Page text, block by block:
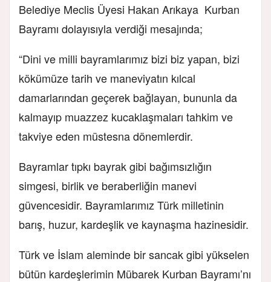
Belediye Meclis Üyesi Hakan Arıkaya Kurban
Bayramı dolayısıyla verdiği mesajında;
“Dini ve milli bayramlarımız bizi biz yapan, bizi
kökümüze tarih ve maneviyatın kılcal
damarlarından geçerek bağlayan, bununla da
kalmayıp muazzez kucaklaşmaları tahkim ve
takviye eden müstesna dönemlerdir.
Bayramlar tıpkı bayrak gibi bağımsızlığın
simgesi, birlik ve beraberliğin manevi
güvencesidir. Bayramlarımız Türk milletinin
barış, huzur, kardeşlik ve kaynaşma hazinesidir.
Türk ve İslam aleminde bir sancak gibi yükselen
bütün kardeşlerimin Mübarek Kurban Bayramı’nı